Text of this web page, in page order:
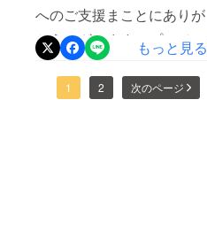
件】●所有する電気ケトルの
容量いっぱいの1.5Lで沸か
は消しました。●お湯が沸い
クトをご紹介いただけます
と嬉しいです。引き続きど
うぞよろしくお願い致しま
す！！
へのご支援まことにありが
とうございます！プロジェ
クト終了まで残り2週間を切
りましたが、目標達成まで
もっと見る
1 2 次のページ